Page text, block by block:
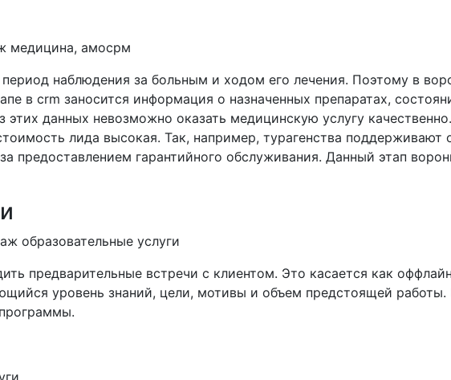
наблюдения за больным и ходом его лечения. Поэтому в
в crm заносится информация о назначенных препаратах,
данных невозможно оказать медицинскую услугу
лида высокая. Так, например, турагенства
предоставлением гарантийного обслуживания. Данный этап
предварительные встречи с клиентом. Это касается как
уровень знаний, цели, мотивы и объем предстоящей